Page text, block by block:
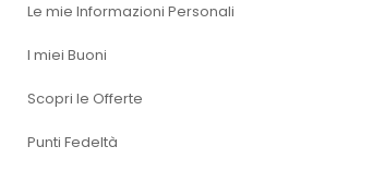
Le mie Informazioni Personali
I miei Buoni
Scopri le Offerte
Punti Fedeltà